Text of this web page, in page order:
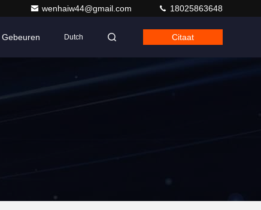
wenhaiw44@gmail.com 18025863648
Gebeuren Dutch Citaat